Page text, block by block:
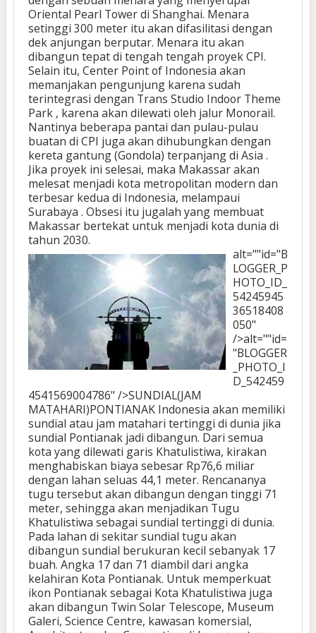
Oriental Pearl Tower di Shanghai. Menara
setinggi 300 meter itu akan difasilitasi dengan
dek anjungan berputar. Menara itu akan
dibangun tepat di tengah tengah proyek CPI.
Selain itu, Center Point of Indonesia akan
memanjakan pengunjung karena sudah
terintegrasi dengan Trans Studio Indoor Theme
Park , karena akan dilewati oleh jalur Monorail.
Nantinya beberapa pantai dan pulau-pulau
buatan di CPI juga akan dihubungkan dengan
kereta gantung (Gondola) terpanjang di Asia .
Jika proyek ini selesai, maka Makassar akan
melesat menjadi kota metropolitan modern dan
terbesar kedua di Indonesia, melampaui
Surabaya . Obsesi itu jugalah yang membuat
Makassar bertekat untuk menjadi kota dunia di
tahun 2030.
alt=""id="B
LOGGER_P
HOTO_ID_
54245945
36518408
050"
/>alt=""id=
"BLOGGER
_PHOTO_I
D_542459
4541569004786" />SUNDIAL(JAM
MATAHARI)PONTIANAK Indonesia akan memiliki
sundial atau jam matahari tertinggi di dunia jika
sundial Pontianak jadi dibangun. Dari semua
kota yang dilewati garis Khatulistiwa, kirakan
menghabiskan biaya sebesar Rp76,6 miliar
dengan lahan seluas 44,1 meter. Rencananya
tugu tersebut akan dibangun dengan tinggi 71
meter, sehingga akan menjadikan Tugu
Khatulistiwa sebagai sundial tertinggi di dunia.
Pada lahan di sekitar sundial tugu akan
dibangun sundial berukuran kecil sebanyak 17
buah. Angka 17 dan 71 diambil dari angka
kelahiran Kota Pontianak. Untuk memperkuat
ikon Pontianak sebagai Kota Khatulistiwa juga
akan dibangun Twin Solar Telescope, Museum
Galeri, Science Centre, kawasan komersial,